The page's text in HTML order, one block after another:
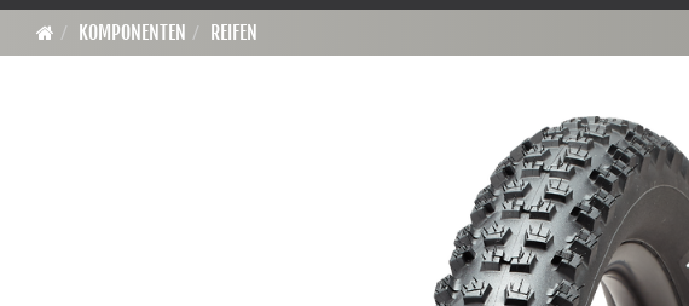
KOMPONENTEN
REIFEN